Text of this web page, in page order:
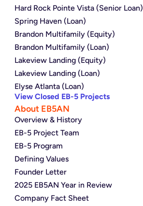
Hard Rock Pointe Vista (Senior Loan)
Spring Haven (Loan)
Brandon Multifamily (Equity)
Brandon Multifamily (Loan)
Lakeview Landing (Equity)
Lakeview Landing (Loan)
Elyse Atlanta (Loan)
View Closed EB-5 Projects
About EB5AN
Overview & History
EB-5 Project Team
EB-5 Program
Defining Values
Founder Letter
2025 EB5AN Year in Review
Company Fact Sheet